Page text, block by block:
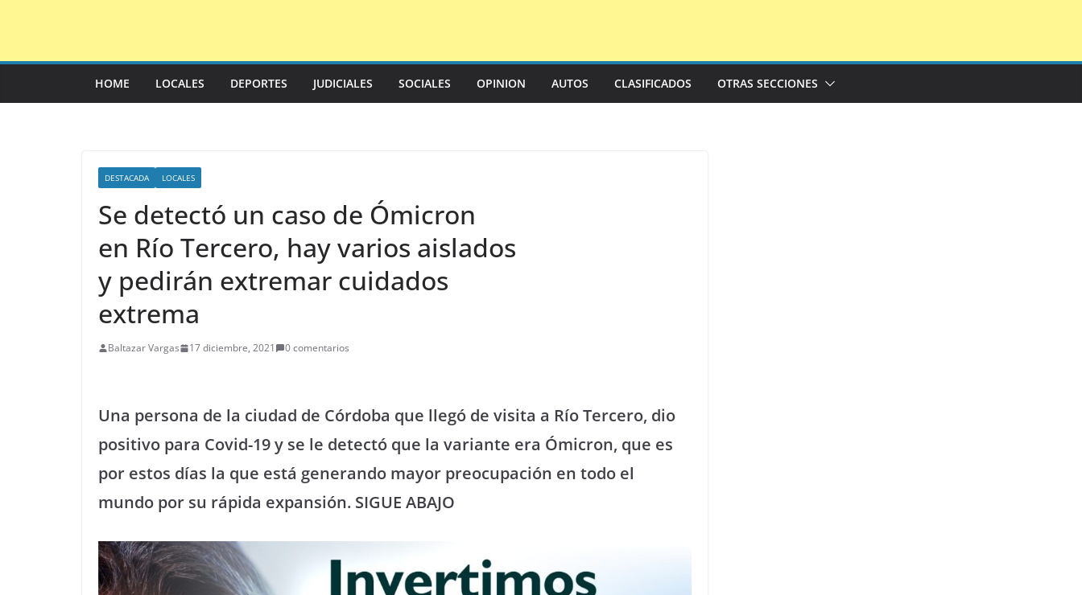
HOME LOCALES DEPORTES JUDICIALES SOCIALES OPINION AUTOS CLASIFICADOS OTRAS SECCIONES
DESTACADA LOCALES
Se detectó un caso de Ómicron
en Río Tercero, hay varios aislados
y pedirán extremar cuidados
extrema
Baltazar Vargas 17 diciembre, 2021 0 comentarios
Una persona de la ciudad de Córdoba que llegó de visita a Río Tercero, dio
positivo para Covid-19 y se le detectó que la variante era Ómicron, que es
por estos días la que está generando mayor preocupación en todo el
mundo por su rápida expansión. SIGUE ABAJO